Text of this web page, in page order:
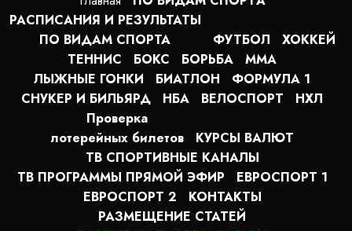
РАСПИСАНИЯ И РЕЗУЛЬТАТЫ
ПО ВИДАМ СПОРТА
ФУТБОЛ
ХОККЕЙ
ТЕННИС
БОКС БОРЬБА
MMA
ЛЫЖНЫЕ ГОНКИ
БИАТЛОН
ФОРМУЛА 1
СНУКЕР И БИЛЬЯРД
НБА ВЕЛОСПОРТ
НХЛ
Проверка
лотерейных билетов
КУРСЫ ВАЛЮТ
ТВ СПОРТИВНЫЕ КАНАЛЫ
ТВ ПРОГРАММЫ ПРЯМОЙ ЭФИР
ЕВРОСПОРТ 1
ЕВРОСПОРТ 2
КОНТАКТЫ
РАЗМЕЩЕНИЕ СТАТЕЙ